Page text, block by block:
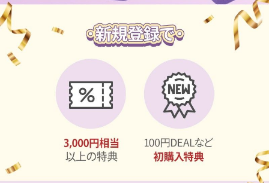
ケア用品
EYEしてる
カスタマーサービス